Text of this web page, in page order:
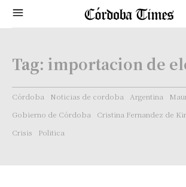
Tag: importacion de
Córdoba Noticias de cordoba Argentina
Gobierno de Córdoba
Cristina Fernandez de
Crisis
Politica